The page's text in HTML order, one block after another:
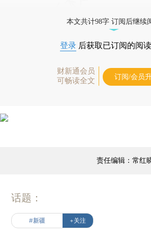
本文共计98字 订阅后继续
登录 后获取已订阅的阅
财新通会员
可畅读全文
订阅/会员
责任编辑：常红
话题：
#新疆 +关注